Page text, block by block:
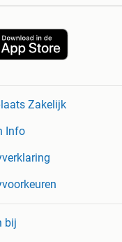
Zakelijk
Info
bij